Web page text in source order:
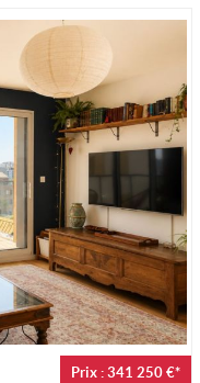
Prix : 341 250 €*